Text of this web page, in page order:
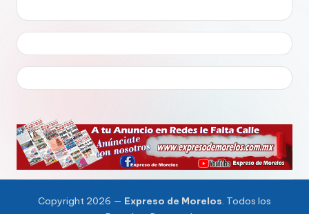
Copyright 2026 — Expreso de Morelos. Todos los